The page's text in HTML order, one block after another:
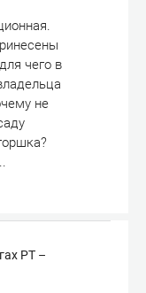
чего в
не
РТ –